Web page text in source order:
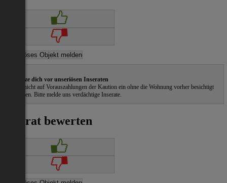
Schütze dich vor unseriösen Inseraten
Gehe nicht auf Vorauszahlungen der Kaution ein ohne die Wohnung vorher besichtigt
zu haben. Bitte melde uns verdächtige Inserate.
Inserat bewerten